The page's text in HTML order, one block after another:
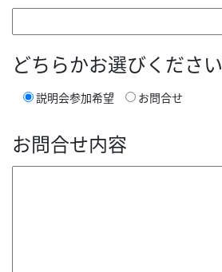
どちらかお選びください
説明会参加希望 お問合せ
お問合せ内容